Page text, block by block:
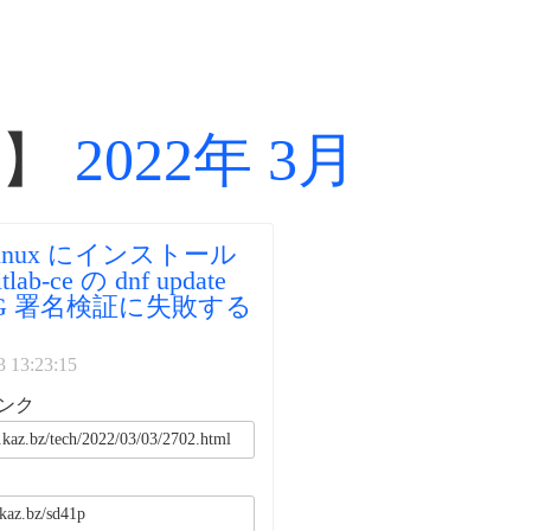
2022年 3月
にインストール
ce の dnf update
署名検証に失敗する
13:23:15
ク